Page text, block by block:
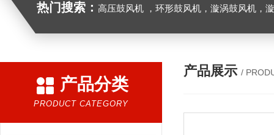
热门搜索： 高压鼓风机 ，环形鼓风机，漩涡鼓风机，漩涡气泵，透浦式中压鼓风机，防爆风机，工业吸尘器，
产品分类
PRODUCT CATEGORY
产品展示 /